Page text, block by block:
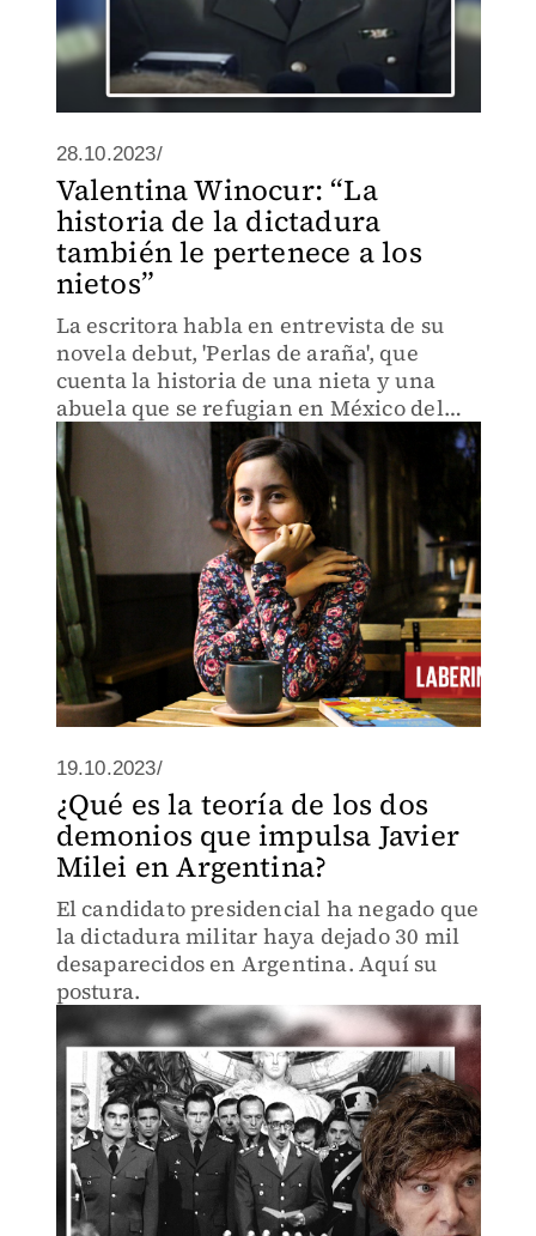
28.10.2023/
Valentina Winocur: “La
historia de la dictadura
también le pertenece a los
nietos”
La escritora habla en entrevista de su
novela debut, 'Perlas de araña', que
cuenta la historia de una nieta y una
abuela que se refugian en México del
violento régimen argentino.
19.10.2023/
¿Qué es la teoría de los dos
demonios que impulsa Javier
Milei en Argentina?
El candidato presidencial ha negado que
la dictadura militar haya dejado 30 mil
desaparecidos en Argentina. Aquí su
postura.